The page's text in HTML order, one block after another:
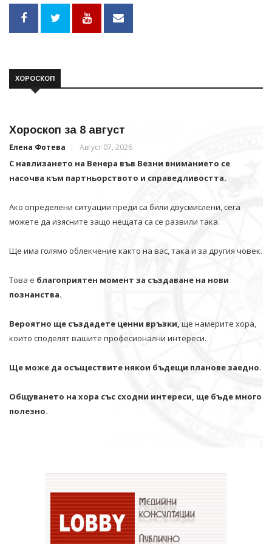
ХОРОСКОП
Хороскоп за 8 август
Елена Фотева Август 07, 2026
С навлизането на Венера във Везни вниманието се
насочва към партньорството и справедливостта.
Ако определени ситуации преди са били двусмислени, сега
можете да изясните защо нещата са се развили така.
Ще има голямо облекчение както на вас, така и за другия човек.
Това е благоприятен момент за създаване на нови
познанства.
Вероятно ще създадете ценни връзки, ще намерите хора,
които споделят вашите професионални интереси.
Ще може да осъществите някои бъдещи планове заедно.
Общуването на хора със сходни интереси, ще бъде много
полезно.